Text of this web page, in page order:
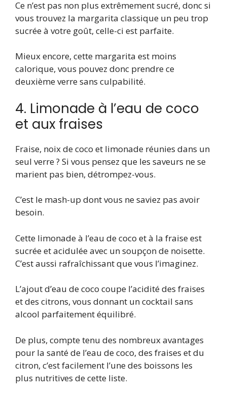
Ce n’est pas non plus extrêmement sucré, donc si
vous trouvez la margarita classique un peu trop
sucrée à votre goût, celle-ci est parfaite.
Mieux encore, cette margarita est moins
calorique, vous pouvez donc prendre ce
deuxième verre sans culpabilité.
4. Limonade à l’eau de coco
et aux fraises
Fraise, noix de coco et limonade réunies dans un
seul verre ? Si vous pensez que les saveurs ne se
marient pas bien, détrompez-vous.
C’est le mash-up dont vous ne saviez pas avoir
besoin.
Cette limonade à l’eau de coco et à la fraise est
sucrée et acidulée avec un soupçon de noisette.
C’est aussi rafraîchissant que vous l’imaginez.
L’ajout d’eau de coco coupe l’acidité des fraises
et des citrons, vous donnant un cocktail sans
alcool parfaitement équilibré.
De plus, compte tenu des nombreux avantages
pour la santé de l’eau de coco, des fraises et du
citron, c’est facilement l’une des boissons les
plus nutritives de cette liste.